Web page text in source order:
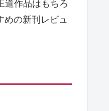
道作品はもちろ
めの新刊レビュ